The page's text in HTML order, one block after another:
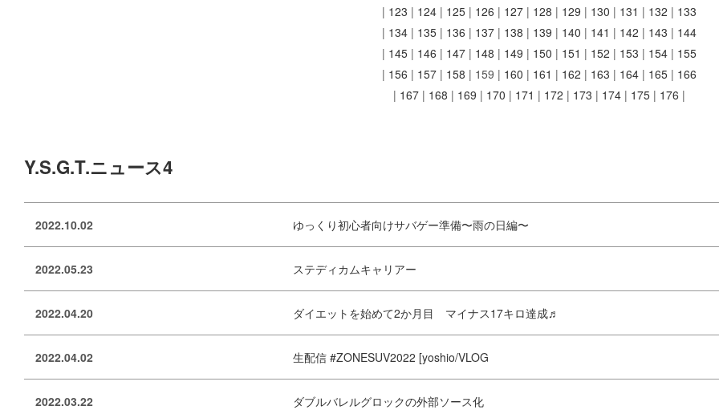
| 123 | 124 | 125 | 126 | 127 | 128 | 129 | 130 | 131 | 132 | 133
| 134 | 135 | 136 | 137 | 138 | 139 | 140 | 141 | 142 | 143 | 144
| 145 | 146 | 147 | 148 | 149 | 150 | 151 | 152 | 153 | 154 | 155
| 156 | 157 | 158 | 159 | 160 | 161 | 162 | 163 | 164 | 165 | 166
| 167 | 168 | 169 | 170 | 171 | 172 | 173 | 174 | 175 | 176 |
Y.S.G.T.ニュース4
2022.10.02 ゆっくり初心者向けサバゲー準備〜雨の日編〜
2022.05.23 ステディカムキャリアー
2022.04.20 ダイエットを始めて2か月目 マイナス17キロ達成♬
2022.04.02 生配信 #ZONESUV2022 [yoshio/VLOG
2022.03.22 ダブルバレルグロックの外部ソース化